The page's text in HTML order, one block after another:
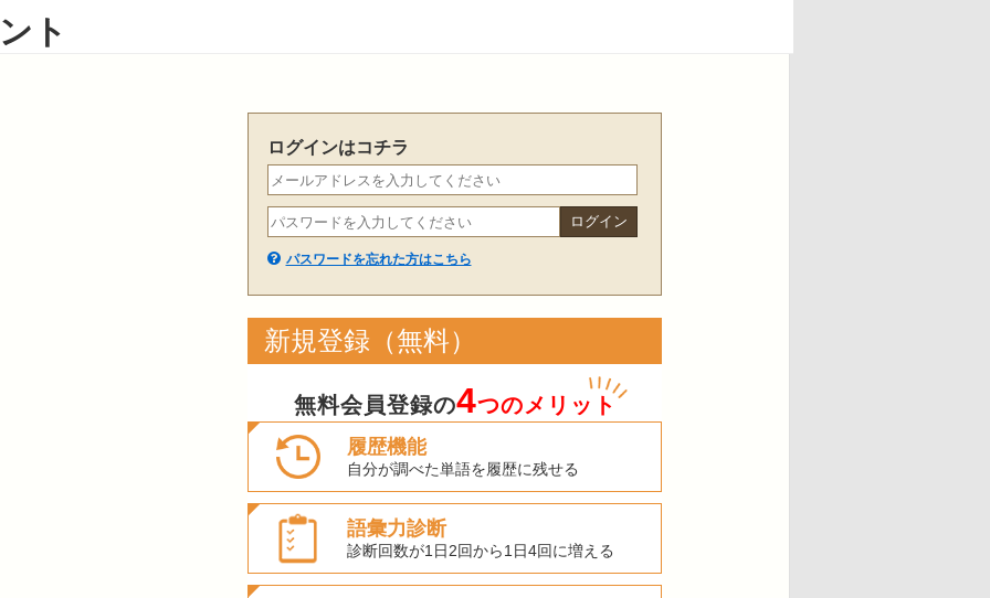
ト
ログインはコチラ
パスワードを忘れた方はこちら
新規登録（無料）
無料会員登録の4つのメリット
履歴機能
自分が調べた単語を履歴に残せる
語彙力診断
診断回数が1日2回から1日4回に増える